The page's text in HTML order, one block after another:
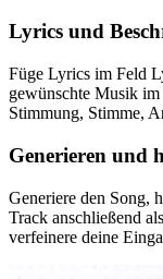
Lyrics und
Füge Lyrics im Feld
gewünschte Musik
Stimmung, Stimme,
Generieren und
Generiere den Song,
Track anschließend
verfeinere deine